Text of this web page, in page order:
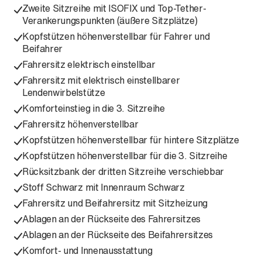
Zweite Sitzreihe mit ISOFIX und Top-Tether-
Verankerungspunkten (äußere Sitzplätze)
Kopfstützen höhenverstellbar für Fahrer und
Beifahrer
Fahrersitz elektrisch einstellbar
Fahrersitz mit elektrisch einstellbarer
Lendenwirbelstütze
Komforteinstieg in die 3. Sitzreihe
Fahrersitz höhenverstellbar
Kopfstützen höhenverstellbar für hintere Sitzplätze
Kopfstützen höhenverstellbar für die 3. Sitzreihe
Rücksitzbank der dritten Sitzreihe verschiebbar
Stoff Schwarz mit Innenraum Schwarz
Fahrersitz und Beifahrersitz mit Sitzheizung
Ablagen an der Rückseite des Fahrersitzes
Ablagen an der Rückseite des Beifahrersitzes
Komfort- und Innenausstattung